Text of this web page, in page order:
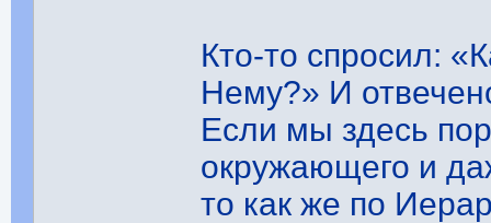
Кто-то спросил:
Нему?» И
Если мы здесь
окружающего и
то как же по